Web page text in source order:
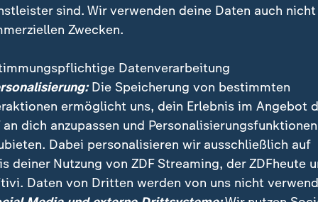
der insgesamt sieben verschütteten Goldsucher
Höhle gerettet werden. Sie waren zehn Tage
wird noch gesucht.
sind. Wir verwenden deine Daten auch nicht
Zwecken.
Datenverarbeitung
Die Speicherung von bestimmten
ermöglicht uns, dein Erlebnis im Angebot
an dich anzupassen und Personalisierungsfunktionen
Dabei personalisieren wir ausschließlich auf
deiner Nutzung von ZDF Streaming, der ZDFheute
Daten von Dritten werden von uns nicht